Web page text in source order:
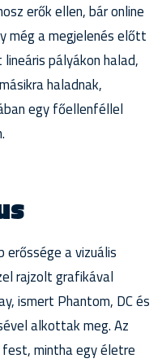
erők ellen, bár online
még a megjelenés előtt
pályákon halad,
haladnak,
egy főellenféllel
erőssége a vizuális
rajzolt grafikával
ismert Phantom, DC és
alkottak meg. Az
mintha egy életre